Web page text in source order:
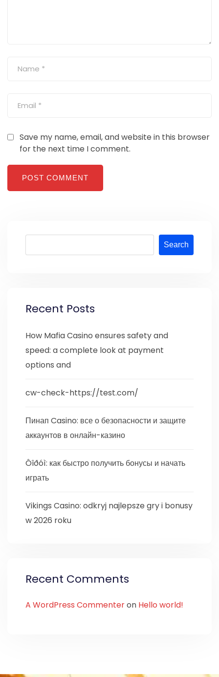
Save my name, email, and website in this browser
for the next time I comment.
Search
Recent Posts
How Mafia Casino ensures safety and
speed: a complete look at payment
options and
cw-check-https://test.com/
Пинап Casino: все о безопасности и защите
аккаунтов в онлайн-казино
Ôîðóì: как быстро получить бонусы и начать
играть
Vikings Casino: odkryj najlepsze gry i bonusy
w 2026 roku
Recent Comments
A WordPress Commenteron Hello world!